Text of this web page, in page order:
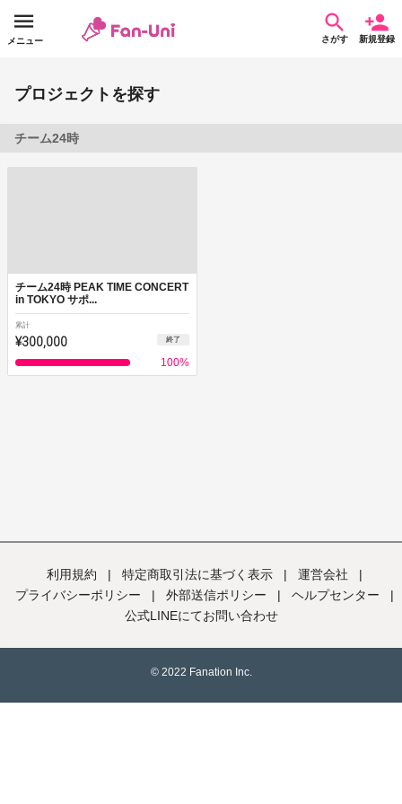
メニュー さがす 新規登録
プロジェクトを探す
チーム24時
チーム24時 PEAK TIME CONCERT
in TOKYO サポ...
累計
¥300,000 終了
100%
利用規約 | 特定商取引法に基づく表示 | 運営会社
|
プライバシーポリシー
| 外部送信ポリシー | ヘルプセンター
|
公式LINEにてお問い合わせ
© 2022 Fanation Inc.